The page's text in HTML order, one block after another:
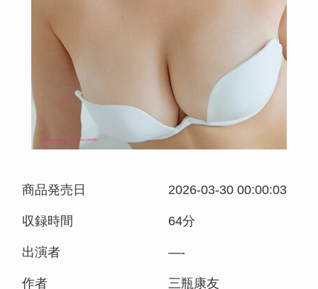
商品発売日 2026-03-30 00:00:03
収録時間 64分
出演者 —-
作者 三瓶康友